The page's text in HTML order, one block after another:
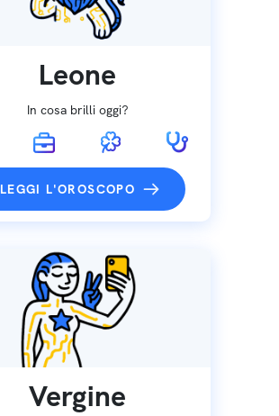
Leone
In cosa brilli oggi?
LEGGI L'OROSCOPO
Vergine